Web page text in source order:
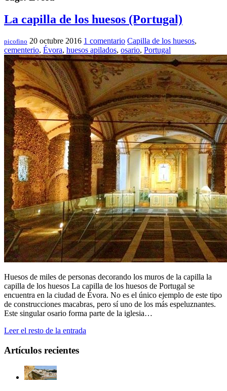
La capilla de los huesos (Portugal)
picofino 20 octubre 2016 1 comentario Capilla de los huesos,
cementerio, Évora, huesos apilados, osario, Portugal
Huesos de miles de personas decorando los muros de la capilla la
capilla de los huesos La capilla de los huesos de Portugal se
encuentra en la ciudad de Évora. No es el único ejemplo de este tipo
de construcciones macabras, pero sí uno de los más espeluznantes.
Este singular osario forma parte de la iglesia…
Leer el resto de la entrada
Artículos recientes